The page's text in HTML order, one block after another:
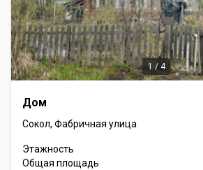
1 / 4
Дом
Сокол, Фабричная улица
Этажность
Общая площадь